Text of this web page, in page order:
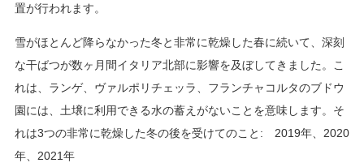
置が行われます。
雪がほとんど降らなかった冬と非常に乾燥した春に続いて、深刻
な干ばつが数ヶ月間イタリア北部に影響を及ぼしてきました。こ
れは、ランゲ、ヴァルポリチェッラ、フランチャコルタのブドウ
園には、土壌に利用できる水の蓄えがないことを意味します。そ
れは3つの非常に乾燥した冬の後を受けてのこと: 2019年、2020
年、2021年